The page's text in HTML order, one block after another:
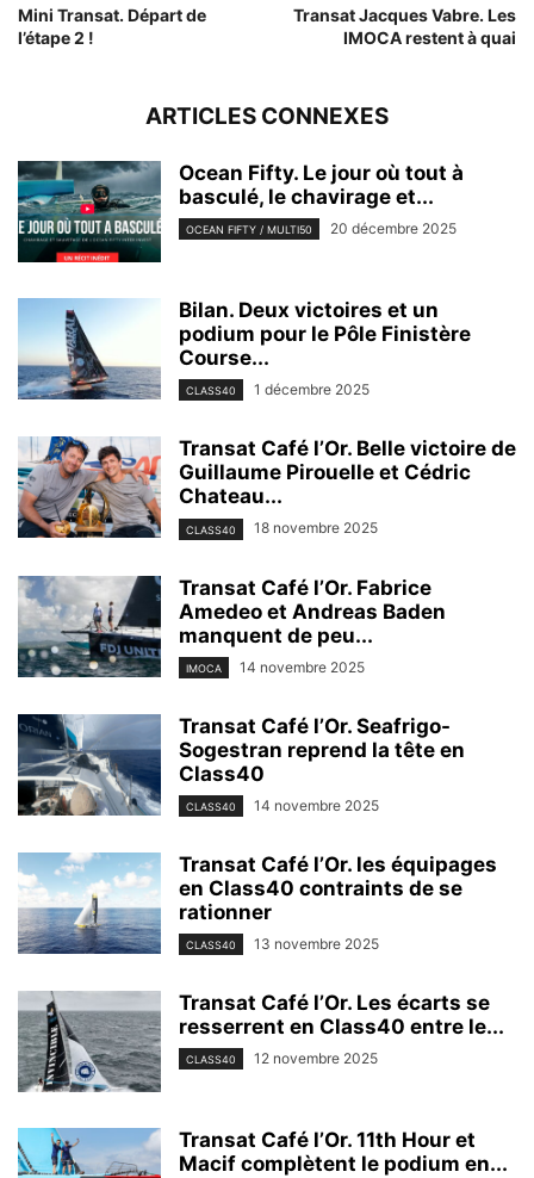
Mini Transat. Départ de
l’étape 2 !
Transat Jacques Vabre. Les
IMOCA restent à quai
ARTICLES CONNEXES
Ocean Fifty. Le jour où tout à
basculé, le chavirage et...
OCEAN FIFTY / MULTI50 20 décembre 2025
Bilan. Deux victoires et un
podium pour le Pôle Finistère
Course...
CLASS40 1 décembre 2025
Transat Café l’Or. Belle victoire de
Guillaume Pirouelle et Cédric
Chateau...
CLASS40 18 novembre 2025
Transat Café l’Or. Fabrice
Amedeo et Andreas Baden
manquent de peu...
IMOCA 14 novembre 2025
Transat Café l’Or. Seafrigo-
Sogestran reprend la tête en
Class40
CLASS40 14 novembre 2025
Transat Café l’Or. les équipages
en Class40 contraints de se
rationner
CLASS40 13 novembre 2025
Transat Café l’Or. Les écarts se
resserrent en Class40 entre le...
CLASS40 12 novembre 2025
Transat Café l’Or. 11th Hour et
Macif complètent le podium en...